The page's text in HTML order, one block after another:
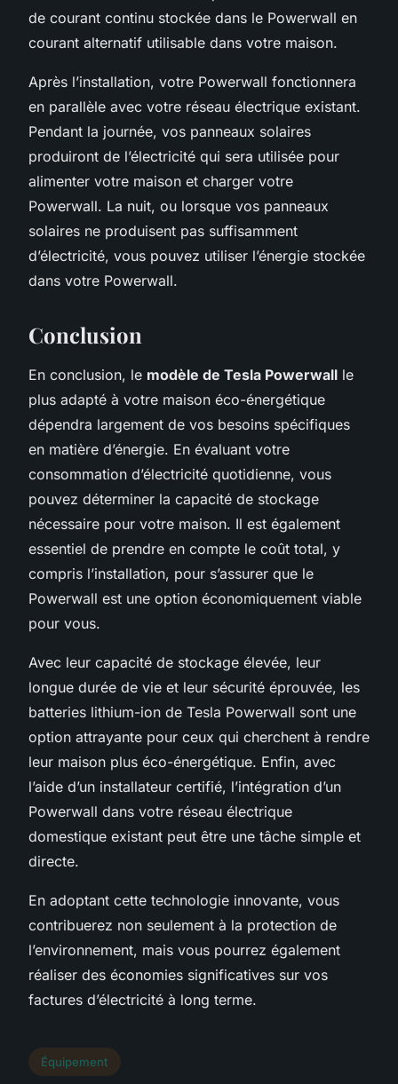
de courant continu stockée dans le Powerwall en
courant alternatif utilisable dans votre maison.
Après l’installation, votre Powerwall fonctionnera
en parallèle avec votre réseau électrique existant.
Pendant la journée, vos panneaux solaires
produiront de l’électricité qui sera utilisée pour
alimenter votre maison et charger votre
Powerwall. La nuit, ou lorsque vos panneaux
solaires ne produisent pas suffisamment
d’électricité, vous pouvez utiliser l’énergie stockée
dans votre Powerwall.
Conclusion
En conclusion, le modèle de Tesla Powerwall le
plus adapté à votre maison éco-énergétique
dépendra largement de vos besoins spécifiques
en matière d’énergie. En évaluant votre
consommation d’électricité quotidienne, vous
pouvez déterminer la capacité de stockage
nécessaire pour votre maison. Il est également
essentiel de prendre en compte le coût total, y
compris l’installation, pour s’assurer que le
Powerwall est une option économiquement viable
pour vous.
Avec leur capacité de stockage élevée, leur
longue durée de vie et leur sécurité éprouvée, les
batteries lithium-ion de Tesla Powerwall sont une
option attrayante pour ceux qui cherchent à rendre
leur maison plus éco-énergétique. Enfin, avec
l’aide d’un installateur certifié, l’intégration d’un
Powerwall dans votre réseau électrique
domestique existant peut être une tâche simple et
directe.
En adoptant cette technologie innovante, vous
contribuerez non seulement à la protection de
l’environnement, mais vous pourrez également
réaliser des économies significatives sur vos
factures d’électricité à long terme.
Équipement